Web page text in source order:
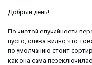
Добрый день!
По чистой случайности
пусто, слева видно что
по умолчанию стоит
как она сама